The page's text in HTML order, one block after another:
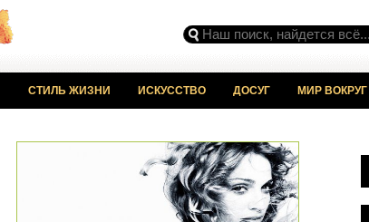
СТИЛЬ ЖИЗНИ ИСКУССТВО ДОСУГ МИР ВОКРУГ